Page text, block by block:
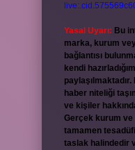
Yasal Uyarı: Bu
marka, kurum
bağlantısı
kendi
haber niteliği
ve kişiler
Gerçek kurum
tamamen
taslak halindedir